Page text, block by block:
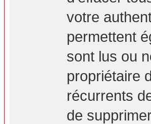
votre
permettent
sont lus ou
propriétaire
récurrents
de